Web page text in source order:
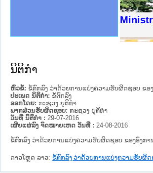
າຊົນ ພາກເໜືອ
ການ
ກາງ
ໃຕ້
ຕຳຫຼວດປະຊາຊົນ
ສັນຕິບານປະຊາຊົນ
ກເໜືອ
າຊົນ ພາກກາງ
ນິຕິກໍາ
ຫົວຂໍ້: ຂໍ້ຕົກລົງ ວ່າດ້ວຍການແບ່ງຄວາມຮັບຜິດຊອບ ຂອ
ປະເພດ ນິຕິກໍາ: ຂໍ້ຕົກລົງ
ອອກໂດຍ: ກະຊວງ ຍຸຕິທໍາ
ພາກສ່ວນຮັບຜິດຊອບ: ກະຊວງ ຍຸຕິທໍາ
ວັນທີ່ ນິຕິກໍາ : 29-07-2016
ເຜີຍແຜ່ລົງ ຈົດໝາຍເຫດ ວັນທີ່ : 24-08-2016
ຂໍ້ຕົກລົງ ວ່າດ້ວຍການແບ່ງຄວາມຮັບຜິດຊອບ ຂອງອົງກ
ດາວໂຫຼດ ລາວ: ຂໍ້ຕົກລົງ ວ່າດ້ວຍການແບ່ງຄວາມຮັບຜິ